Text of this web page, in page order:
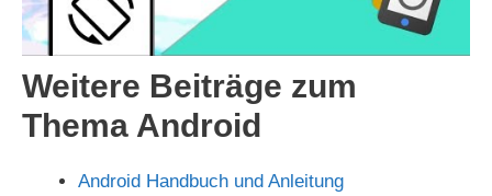
Weitere Beiträge zum
Thema Android
Android Handbuch und Anleitung